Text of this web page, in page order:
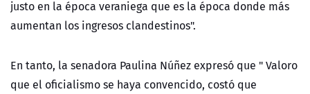
justo en la época veraniega que es la época donde más
aumentan los ingresos clandestinos".
En tanto, la senadora Paulina Núñez expresó que " Valoro
que el oficialismo se haya convencido, costó que